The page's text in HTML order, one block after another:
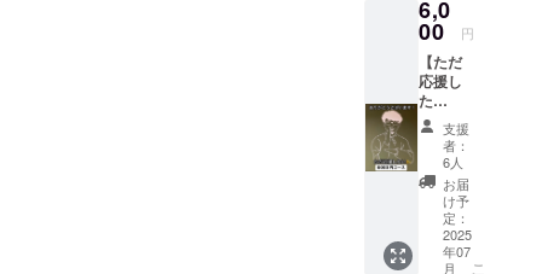
組一回
限りの
利用と
させて
頂きま
す。 ・
現金へ
の交換
はでき
ませ
ん。お
つりは
でませ
ん。 ・
酒など
様々で
す。
※20歳未
満の者
による
飲酒は
法令で
禁止さ
れてい
ます。
20歳未
満の方
はこの
さる方
向けで
す。心
からの
感謝を
込め
て、活
動を前
に進め
させて
頂きま
す。 あ
りがと
うござ
6,0
00 円
【ただ
応援し
た
い！】
このプ
ランは
ただ、
プロ
ジェク
トを
「応援
支援
者：
6人
お届
け予
定：
2025
年07
月
こ